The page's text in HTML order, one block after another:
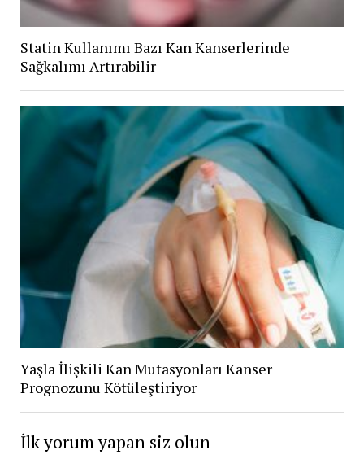
Statin Kullanımı Bazı Kan Kanserlerinde
Sağkalımı Artırabilir
Yaşla İlişkili Kan Mutasyonları Kanser
Prognozunu Kötüleştiriyor
İlk yorum yapan siz olun